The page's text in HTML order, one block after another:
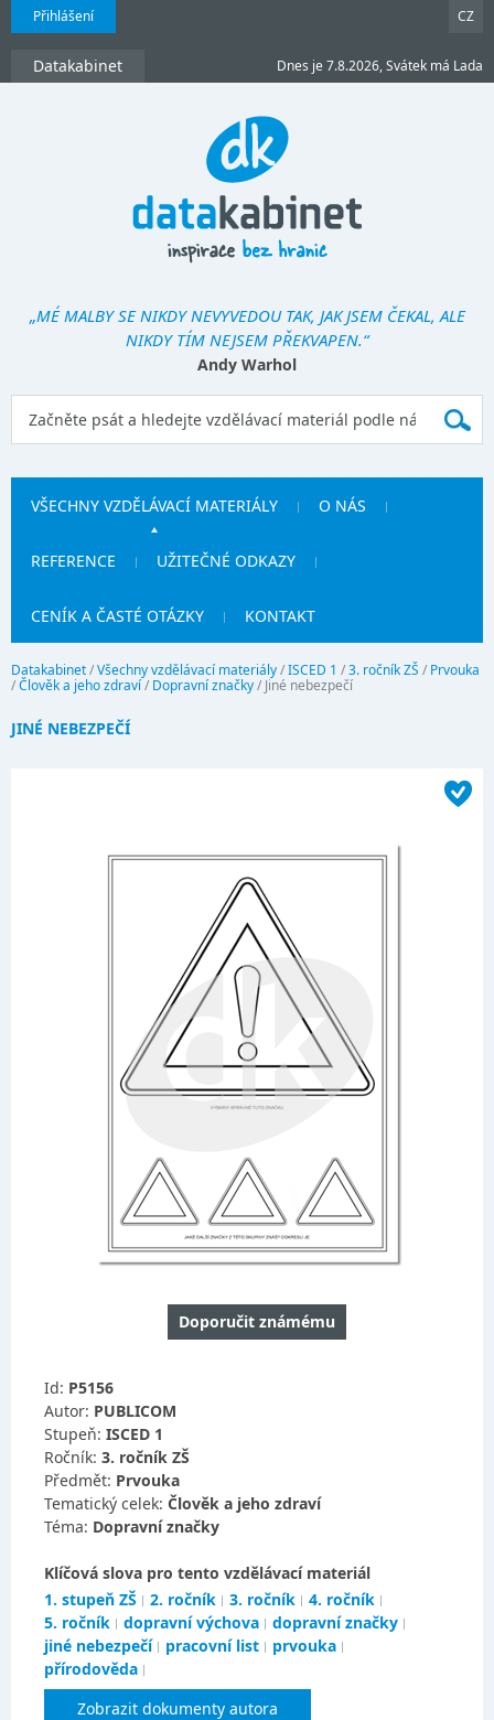
Přihlášení CZ
Datakabinet Dnes je 7.8.2026, Svátek má Lada
„MÉ MALBY SE NIKDY NEVYVEDOU TAK, JAK JSEM ČEKAL, ALE
NIKDY TÍM NEJSEM PŘEKVAPEN.“
Andy Warhol
VŠECHNY VZDĚLÁVACÍ MATERIÁLY O NÁS
REFERENCE UŽITEČNÉ ODKAZY
CENÍK A ČASTÉ OTÁZKY KONTAKT
Datakabinet/Všechny vzdělávací materiály/ISCED 1 /3. ročník ZŠ / Prvouka
/Člověk a jeho zdraví/ Dopravní značky/ Jiné nebezpečí
JINÉ NEBEZPEČÍ
Doporučit známému
Id: P5156
Autor: PUBLICOM
Stupeň: ISCED 1
Ročník: 3. ročník ZŠ
Předmět: Prvouka
Tematický celek: Člověk a jeho zdraví
Téma: Dopravní značky
Klíčová slova pro tento vzdělávací materiál
1. stupeň ZŠ
2. ročník 3. ročník
4. ročník
5. ročník
dopravní výchova
dopravní značky
jiné nebezpečí
pracovní list
prvouka
přírodověda
Zobrazit dokumenty autora